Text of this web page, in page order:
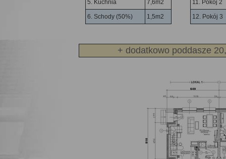
5. Kuchnia 7,6m2
6. Schody (50%) 1,5m2
11. Pokój 2
12. Pokój 3
+ dodatkowo poddasze